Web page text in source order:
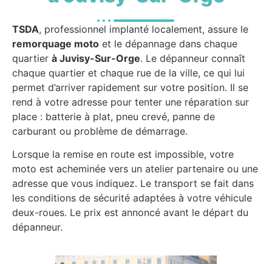
TSDA, professionnel implanté localement, assure le
remorquage moto et le dépannage dans chaque
quartier à Juvisy-Sur-Orge. Le dépanneur connaît
chaque quartier et chaque rue de la ville, ce qui lui
permet d’arriver rapidement sur votre position. Il se
rend à votre adresse pour tenter une réparation sur
place : batterie à plat, pneu crevé, panne de
carburant ou problème de démarrage.
Lorsque la remise en route est impossible, votre
moto est acheminée vers un atelier partenaire ou une
adresse que vous indiquez. Le transport se fait dans
les conditions de sécurité adaptées à votre véhicule
deux-roues. Le prix est annoncé avant le départ du
dépanneur.